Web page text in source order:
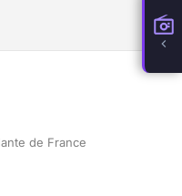
de France